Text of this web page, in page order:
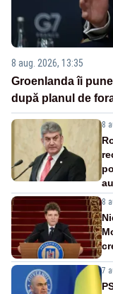
8 aug. 2026, 13:35
Groenlanda îi
după planul de
8
8
7